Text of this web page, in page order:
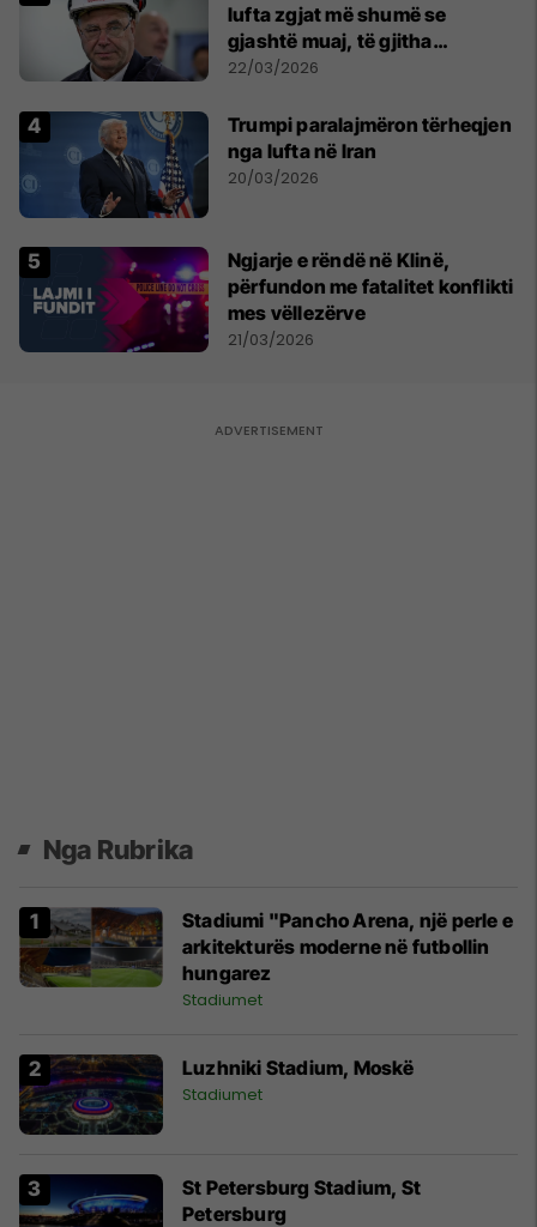
lufta zgjat më shumë se
gjashtë muaj, të gjitha
ekonomitë botërore do të
22/03/2026
Trumpi paralajmëron tërheqjen
nga lufta në Iran
20/03/2026
Ngjarje e rëndë në Klinë,
përfundon me fatalitet konflikti
mes vëllezërve
21/03/2026
Nga Rubrika
Stadiumi "Pancho Arena, një perle e
arkitekturës moderne në futbollin
hungarez
Stadiumet
Luzhniki Stadium, Moskë
Stadiumet
St Petersburg Stadium, St
Petersburg